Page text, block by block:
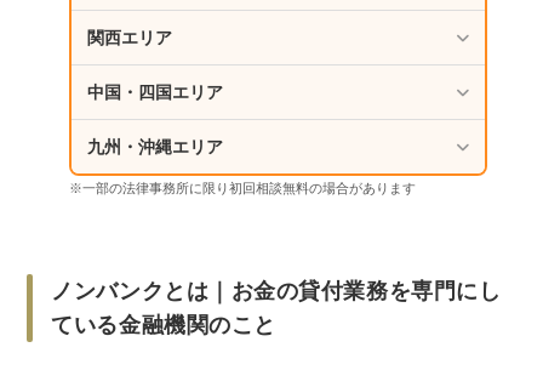
などに応じている
2.日本クレジットカウンセリング協会｜無料
で任意整理をしてくれる
3.ベンナビ債務整理｜借金問題の解決が得意
な弁護士を簡単に見つけられる
「ノンバンク」を装う無登録の闇金業者は絶対
えで無理なく利用しよう
関西エリア
中国・四国エリア
九州・沖縄エリア
※一部の法律事務所に限り初回相談無料の場合があります
ノンバンクとは｜お金の貸付業務を専門にし
ている金融機関のこと